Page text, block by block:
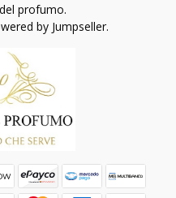
profumo.
by Jumpseller.